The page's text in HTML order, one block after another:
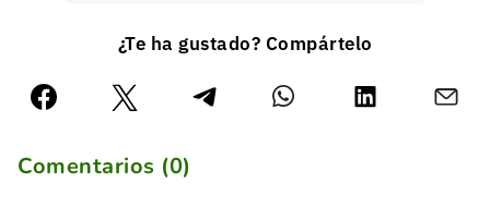
¿Te ha gustado? Compártelo
Comentarios (0)